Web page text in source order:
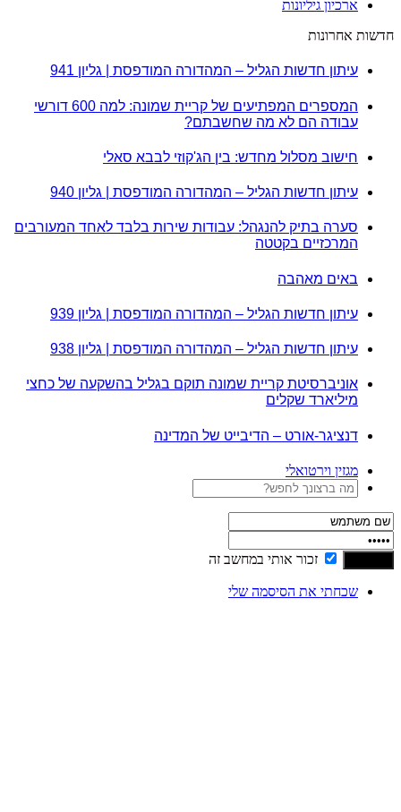
ארכיון גיליונות
חדשות אחרונות
עיתון חדשות הגליל – המהדורה המודפסת | גליון 941
המספרים המפתיעים של קריית שמונה: למה 600 דורשי
עבודה הם לא מה שחשבתם?
חישוב מסלול מחדש: בין הג'קוזי לבבא סאלי
עיתון חדשות הגליל – המהדורה המודפסת | גליון 940
סערה בתיק להנגהל: עבודות שירות בלבד לאחד המעורבים
המרכזיים בקטטה
באים מאהבה
עיתון חדשות הגליל – המהדורה המודפסת | גליון 939
עיתון חדשות הגליל – המהדורה המודפסת | גליון 938
אוניברסיטת קריית שמונה תוקם בגליל בהשקעה של כחצי
מיליארד שקלים
דנציגר-אורט – הדיבייט של המדינה
מגזין וירטואלי
זכור אותי במחשב זה
שכחתי את הסיסמה שלי